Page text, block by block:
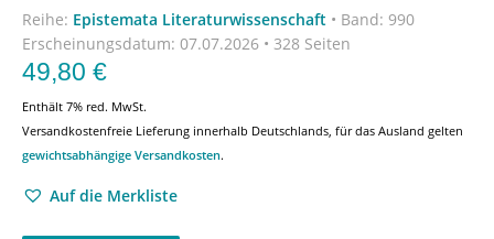
Reihe: Epistemata Literaturwissenschaft • Band: 990
Erscheinungsdatum: 07.07.2026 • 328 Seiten
49,80 €
Enthält 7% red. MwSt.
Versandkostenfreie Lieferung innerhalb Deutschlands, für das Ausland gelten
gewichtsabhängige Versandkosten.
Auf die Merkliste